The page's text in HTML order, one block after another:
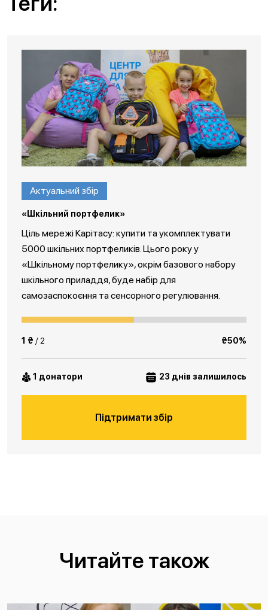
Актуальний збір
«Шкільний портфелик»
Ціль мережі Карітасу: купити та укомплектувати
5000 шкільних портфеликів. Цього року у
«Шкільному портфелику», окрім базового набору
шкільного приладдя, буде набір для
самозаспокоєння та сенсорного регулювання.
1 ₴ / 2 ₴50%
1 донатори 23 днів залишилось
Підтримати збір
Читайте також